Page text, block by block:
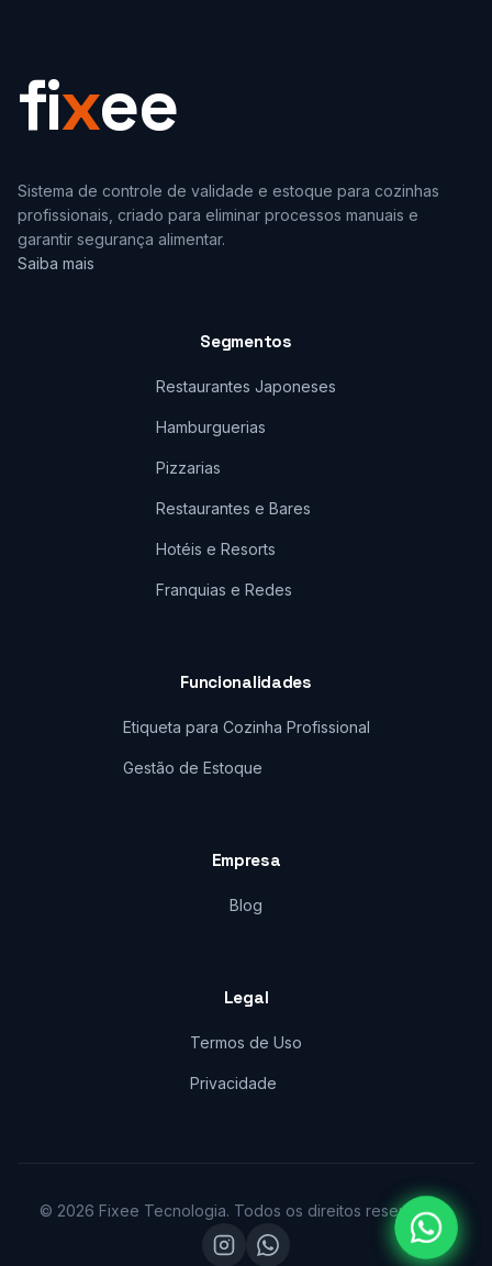
fixee
Sistema de controle de validade e estoque para cozinhas
profissionais, criado para eliminar processos manuais e
garantir segurança alimentar.
Saiba mais
Segmentos
Restaurantes Japoneses
Hamburguerias
Pizzarias
Restaurantes e Bares
Hotéis e Resorts
Franquias e Redes
Funcionalidades
Etiqueta para Cozinha Profissional
Gestão de Estoque
Empresa
Blog
Legal
Termos de Uso
Privacidade
© 2026 Fixee Tecnologia. Todos os direitos reservados.